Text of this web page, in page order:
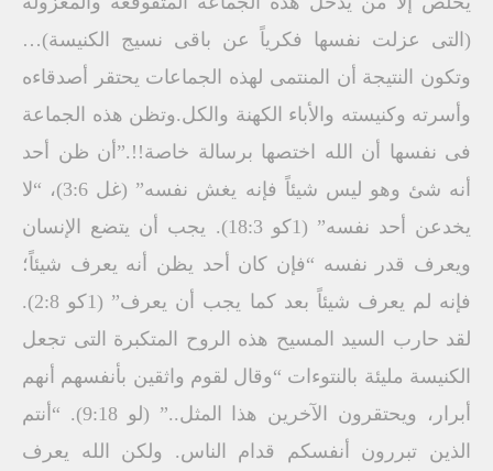
(التى عزلت نفسها فكرياً عن باقى نسيج الكنيسة)…
وتكون النتيجة أن المنتمى لهذه الجماعات يحتقر أصدقاءه
وأسرته وكنيسته والأباء الكهنة والكل.وتظن هذه الجماعة
فى نفسها أن الله اختصها برسالة خاصة!!.”أن ظن أحد
أنه شئ وهو ليس شيئاً فإنه يغش نفسه” (غل 3:6)، “لا
يخدعن أحد نفسه” (1كو 18:3). يجب أن يتضع الإنسان
ويعرف قدر نفسه “فإن كان أحد يظن أنه يعرف شيئاً؛
فإنه لم يعرف شيئاً بعد كما يجب أن يعرف” (1كو 2:8).
لقد حارب السيد المسيح هذه الروح المتكبرة التى تجعل
الكنيسة مليئة بالنتوءات “وقال لقوم واثقين بأنفسهم أنهم
أبرار، ويحتقرون الآخرين هذا المثل..” (لو 9:18). “أنتم
الذين تبررون أنفسكم قدام الناس. ولكن الله يعرف